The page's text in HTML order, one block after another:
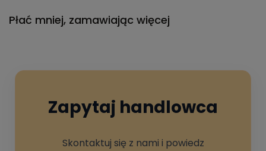
Płać mniej, zamawiając więcej
Zapytaj handlowca
Skontaktuj się z nami i powiedz